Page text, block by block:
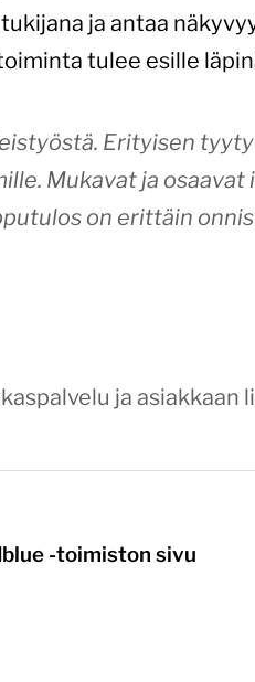
ja antaa
tulee esille
Erityisen
Mukavat ja osaavat
on erittäin
ja
-toimiston sivu